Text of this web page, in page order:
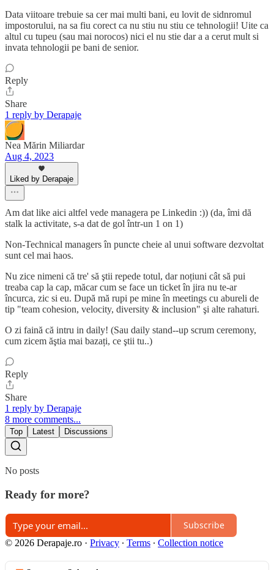
Data viitoare trebuie sa cer mai multi bani, eu lovit de sidnromul
impostorului, na sa fiu corect ca nu stiu nu stiu ce tehnologii! Uite ca
altul cu tupeu (sau mai norocos) nici el nu stie dar a a cerut mult si
invata tehnologii pe bani de senior.
Reply
Share
1 reply by Derapaje
Nea Mărin Miliardar
Aug 4, 2023
Liked by Derapaje
Am dat like aici altfel vede managera pe Linkedin :)) (da, îmi dă
stalk la activitate, s-a dat de gol într-un 1 on 1)
Non-Technical managers în puncte cheie al unui software dezvoltat
sunt cel mai haos.
Nu zice nimeni că tre' să ştii repede totul, dar noțiuni cât să pui
treaba cap la cap, măcar cum se face un ticket în jira nu te-ar
încurca, zic si eu. După mă rupi pe mine în meetings cu abureli de
tip "team cohesion, velocity, diversity & inclusion" şi alte rahaturi.
O zi faină că intru in daily! (Sau daily stand--up scrum ceremony,
cum zicem ăştia mai bazați, ce ştii tu..)
Reply
Share
1 reply by Derapaje
8 more comments...
Top Latest Discussions
No posts
Ready for more?
Subscribe
© 2026 Derapaje.ro · Privacy ∙ Terms ∙ Collection notice